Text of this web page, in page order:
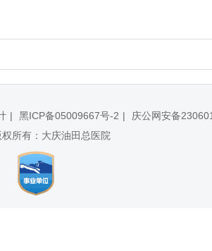
黑ICP备05009667号-2 庆公网安备
所有：大庆油田总医院